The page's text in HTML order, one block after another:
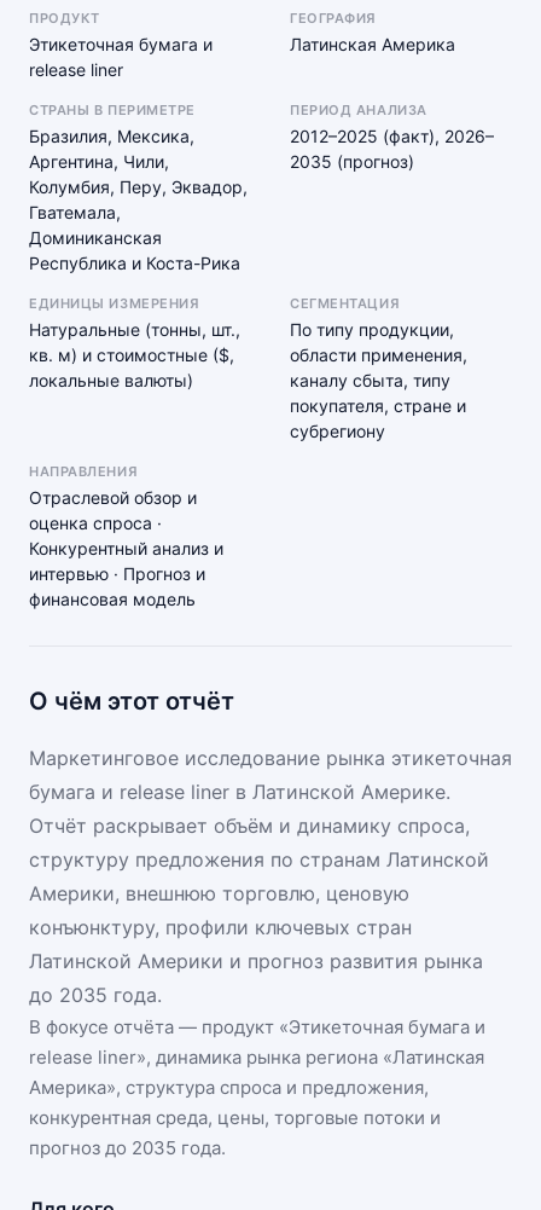
ПРОДУКТ
Этикеточная бумага и
release liner
ГЕОГРАФИЯ
Латинская Америка
СТРАНЫ В ПЕРИМЕТРЕ
Бразилия, Мексика,
Аргентина, Чили,
Колумбия, Перу, Эквадор,
Гватемала,
Доминиканская
Республика и Коста-Рика
ПЕРИОД АНАЛИЗА
2012–2025 (факт), 2026–
2035 (прогноз)
ЕДИНИЦЫ ИЗМЕРЕНИЯ
Натуральные (тонны, шт.,
кв. м) и стоимостные ($,
локальные валюты)
СЕГМЕНТАЦИЯ
По типу продукции,
области применения,
каналу сбыта, типу
покупателя, стране и
субрегиону
НАПРАВЛЕНИЯ
Отраслевой обзор и
оценка спроса ·
Конкурентный анализ и
интервью · Прогноз и
финансовая модель
О чём этот отчёт
Маркетинговое исследование рынка этикеточная
бумага и release liner в Латинской Америке.
Отчёт раскрывает объём и динамику спроса,
структуру предложения по странам Латинской
Америки, внешнюю торговлю, ценовую
конъюнктуру, профили ключевых стран
Латинской Америки и прогноз развития рынка
до 2035 года.
В фокусе отчёта — продукт «Этикеточная бумага и
release liner», динамика рынка региона «Латинская
Америка», структура спроса и предложения,
конкурентная среда, цены, торговые потоки и
прогноз до 2035 года.